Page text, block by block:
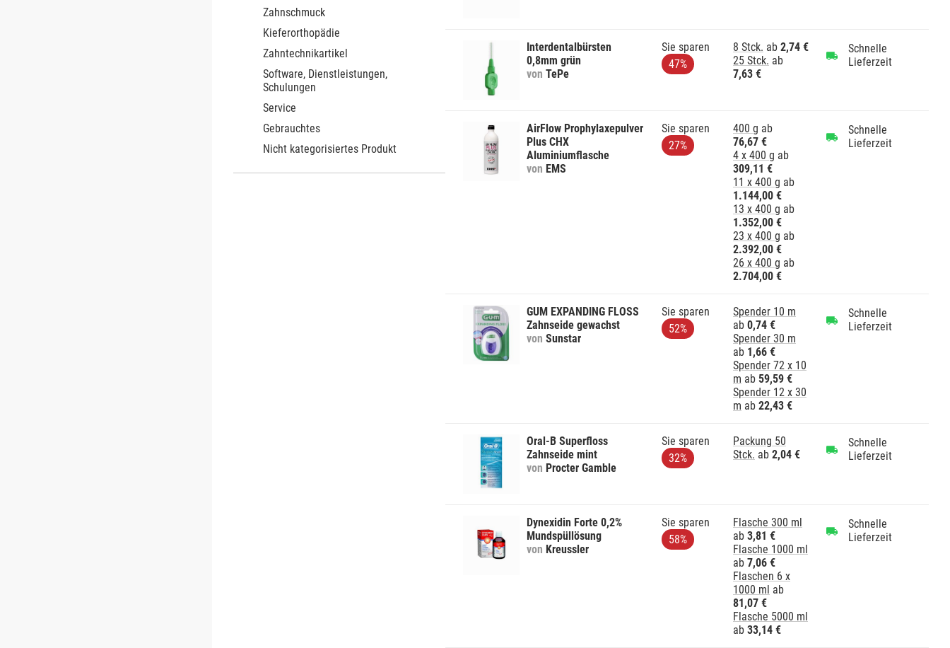
Zahnschmuck
Kieferorthopädie
Zahntechnikartikel
Software, Dienstleistungen,
Schulungen
Service
Gebrauchtes
Nicht kategorisiertes Produkt
Interdentalbürsten
0,8mm grün
von TePe
Sie sparen
47%
8 Stck. ab 2,74 €
25 Stck. ab
7,63 €
Schnelle
Lieferzeit
AirFlow Prophylaxepulver
Plus CHX
Aluminiumflasche
von EMS
Sie sparen
27%
400 g ab
76,67 €
4 x 400 g ab
309,11 €
11 x 400 g ab
1.144,00 €
13 x 400 g ab
1.352,00 €
23 x 400 g ab
2.392,00 €
26 x 400 g ab
2.704,00 €
Schnelle
Lieferzeit
GUM EXPANDING FLOSS
Zahnseide gewachst
von Sunstar
Sie sparen
52%
Spender 10 m
ab 0,74 €
Spender 30 m
ab 1,66 €
Spender 72 x 10
m ab 59,59 €
Spender 12 x 30
m ab 22,43 €
Schnelle
Lieferzeit
Oral-B Superfloss
Zahnseide mint
von Procter Gamble
Sie sparen
32%
Packung 50
Stck. ab 2,04 €
Schnelle
Lieferzeit
Dynexidin Forte 0,2%
Mundspüllösung
von Kreussler
Sie sparen
58%
Flasche 300 ml
ab 3,81 €
Flasche 1000 ml
ab 7,06 €
Flaschen 6 x
1000 ml ab
81,07 €
Flasche 5000 ml
ab 33,14 €
Schnelle
Lieferzeit